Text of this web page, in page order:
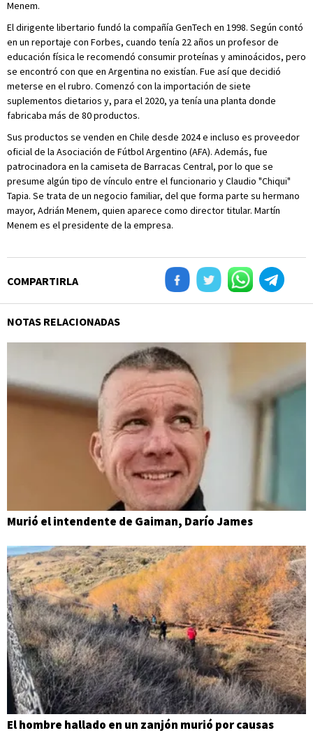
Menem.
El dirigente libertario fundó la compañía GenTech en 1998. Según contó
en un reportaje con Forbes, cuando tenía 22 años un profesor de
educación física le recomendó consumir proteínas y aminoácidos, pero
se encontró con que en Argentina no existían. Fue así que decidió
meterse en el rubro. Comenzó con la importación de siete
suplementos dietarios y, para el 2020, ya tenía una planta donde
fabricaba más de 80 productos.
Sus productos se venden en Chile desde 2024 e incluso es proveedor
oficial de la Asociación de Fútbol Argentino (AFA). Además, fue
patrocinadora en la camiseta de Barracas Central, por lo que se
presume algún tipo de vínculo entre el funcionario y Claudio "Chiqui"
Tapia. Se trata de un negocio familiar, del que forma parte su hermano
mayor, Adrián Menem, quien aparece como director titular. Martín
Menem es el presidente de la empresa.
COMPARTIRLA
NOTAS RELACIONADAS
Murió el intendente de Gaiman, Darío James
El hombre hallado en un zanjón murió por causas